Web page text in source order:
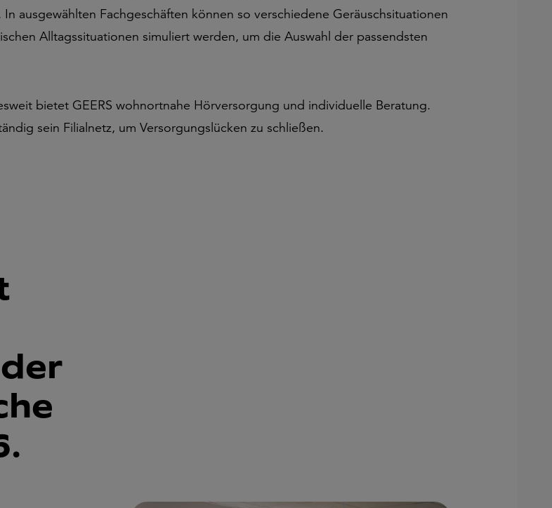
ausgewählten Fachgeschäften können so verschiedene Geräuschsituationen
Alltagssituationen simuliert werden, um die Auswahl der passendsten
bietet GEERS wohnortnahe Hörversorgung und individuelle Beratung.
sein Filialnetz, um Versorgungslücken zu schließen.